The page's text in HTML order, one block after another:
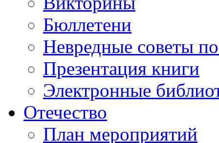
Бюллетени
Невредные советы
Презентация книги
Электронные
Отечество
План мероприятий